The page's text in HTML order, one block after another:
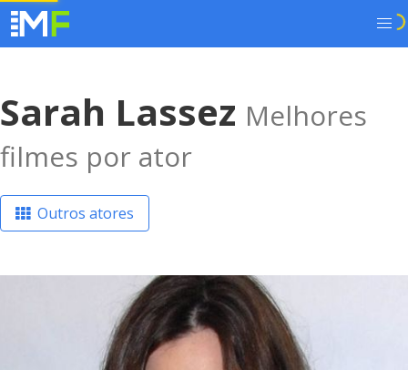
Sarah Lassez Melhores
filmes por ator
Outros atores